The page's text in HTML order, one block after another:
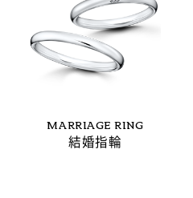
MARRIAGE RING
結婚指輪